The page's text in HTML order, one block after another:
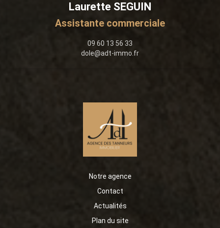
Laurette SEGUIN
Assistante commerciale
09 60 13 56 33
dole@adt-immo.fr
Notre agence
Contact
Actualités
Plan du site